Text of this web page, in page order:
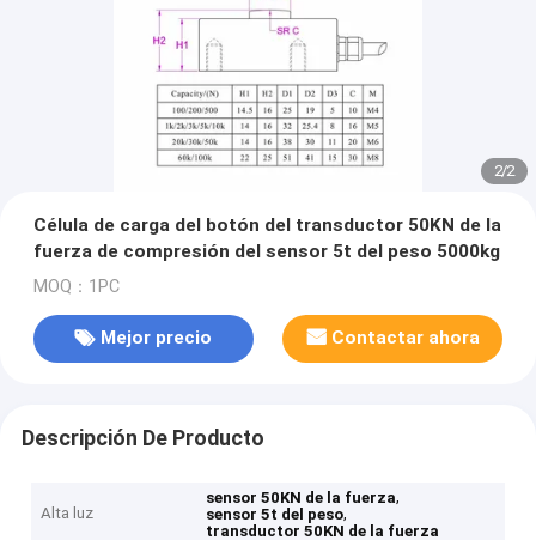
2/2
Célula de carga del botón del transductor 50KN de la
fuerza de compresión del sensor 5t del peso 5000kg
MOQ：1PC
Mejor precio Contactar ahora
Descripción De Producto
Alta luz
sensor 50KN de la fuerza,
sensor 5t del peso,
transductor 50KN de la fuerza